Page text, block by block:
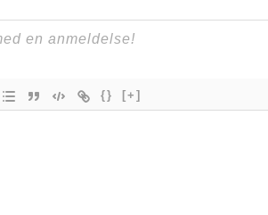
{} [+]